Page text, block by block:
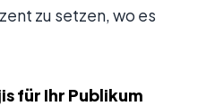
zu setzen, wo es
für Ihr Publikum